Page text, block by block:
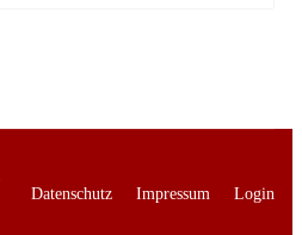
Datenschutz
Impressum Login